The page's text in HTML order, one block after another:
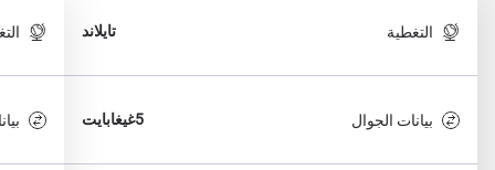
التغطية تايلاند
بيانات الجوال 5غيغابايت